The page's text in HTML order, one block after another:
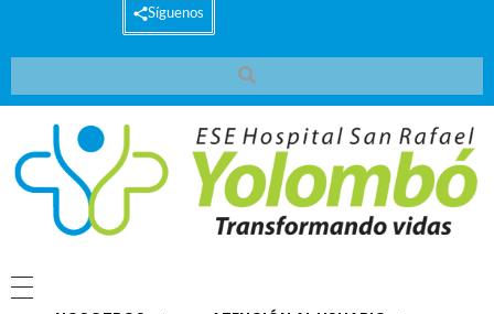
Síguenos